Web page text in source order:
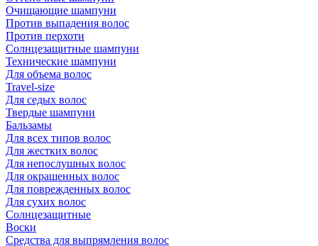
Очищающие шампуни
Против выпадения волос
Против перхоти
Солнцезащитные шампуни
Технические шампуни
Для объема волос
Travel-size
Для седых волос
Твердые шампуни
Бальзамы
Для всех типов волос
Для жестких волос
Для непослушных волос
Для окрашенных волос
Для поврежденных волос
Для сухих волос
Солнцезащитные
Воски
Средства для выпрямления волос